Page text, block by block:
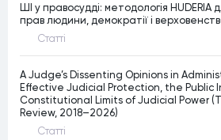
ШІ у правосудді: методологія HUDERIA
прав людини, демократії і
Статтi
A Judge’s Dissenting Opinions in
Effective Judicial Protection, the Public
Constitutional Limits of Judicial Power
Review, 2018–2026)
Статтi